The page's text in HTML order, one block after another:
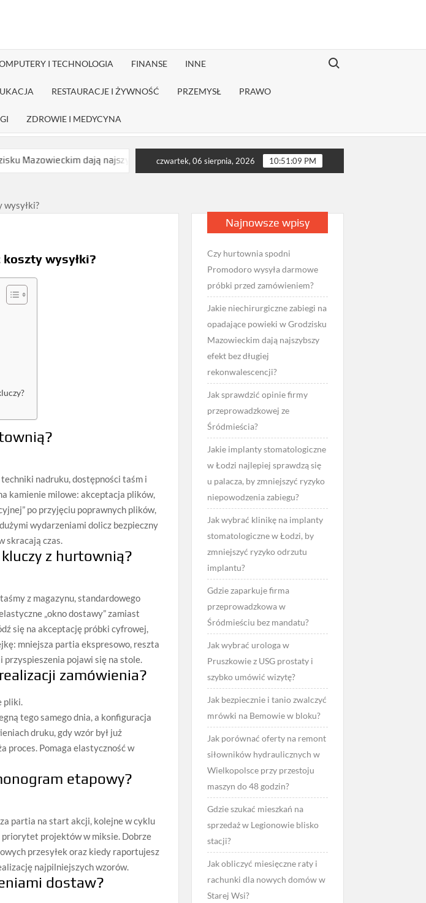
I TECHNOLOGIA FINANSE INNE
RESTAURACJE I ŻYWNOŚĆ PRZEMYSŁ PRAWO
ZDROWIE I MEDYCYNA
Search for:
dają najszybszy efekt bez długiej rekonwalescencji? Jak sprawdzić opinie firmy
czwartek, 06 sierpnia, 2026 10:51:10 PM
wysyłki?
wysyłki?
nadruku, dostępności taśm i
kamienie milowe: akceptacja plików,
po przyjęciu poprawnych plików,
wydarzeniami dolicz bezpieczny
skracają czas.
z hurtownią?
z magazynu, standardowego
„okno dostawy” zamiast
się na akceptację próbki cyfrowej,
mniejsza partia ekspresowo, reszta
pojawi się na stole.
zamówienia?
pliki.
tego samego dnia, a konfiguracja
druku, gdy wzór był już
proces. Pomaga elastyczność w
etapowy?
partia na start akcji, kolejne w cyklu
projektów w miksie. Dobrze
przesyłek oraz kiedy raportujesz
najpilniejszych wzorów.
dostaw?
Najnowsze wpisy
Czy hurtownia spodni
Promodoro wysyła darmowe
próbki przed zamówieniem?
Jakie niechirurgiczne zabiegi na
opadające powieki w Grodzisku
Mazowieckim dają najszybszy
efekt bez długiej
rekonwalescencji?
Jak sprawdzić opinie firmy
przeprowadzkowej ze
Śródmieścia?
Jakie implanty stomatologiczne
w Łodzi najlepiej sprawdzą się
u palacza, by zmniejszyć ryzyko
niepowodzenia zabiegu?
Jak wybrać klinikę na implanty
stomatologiczne w Łodzi, by
zmniejszyć ryzyko odrzutu
implantu?
Gdzie zaparkuje firma
przeprowadzkowa w
Śródmieściu bez mandatu?
Jak wybrać urologa w
Pruszkowie z USG prostaty i
szybko umówić wizytę?
Jak bezpiecznie i tanio zwalczyć
mrówki na Bemowie w bloku?
Jak porównać oferty na remont
siłowników hydraulicznych w
Wielkopolsce przy przestoju
maszyn do 48 godzin?
Gdzie szukać mieszkań na
sprzedaż w Legionowie blisko
stacji?
Jak obliczyć miesięczne raty i
rachunki dla nowych domów w
Starej Wsi?